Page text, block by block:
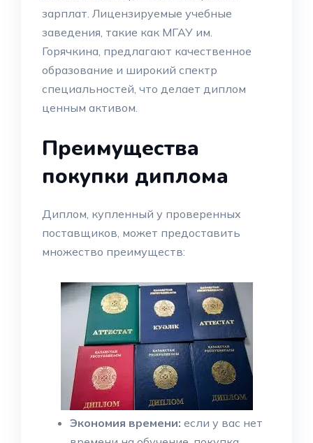
зарплат. Лицензируемые учебные
заведения, такие как МГАУ им.
Горячкина, предлагают качественное
образование и широкий спектр
специальностей, что делает диплом
ценным активом.
Преимущества
покупки диплома
Диплом, купленный у проверенных
поставщиков, может предоставить
множество преимуществ:
Экономия времени: если у вас нет